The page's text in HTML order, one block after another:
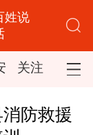
姓说
关注 司法
防救援